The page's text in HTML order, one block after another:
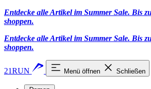
Entdecke alle Artikel im Summer Sale. Bis
shoppen.
Entdecke alle Artikel im Summer Sale. Bis
shoppen.
21RUN Menü öffnen Schließen